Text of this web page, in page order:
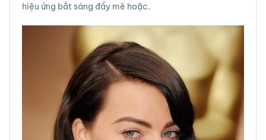
hiệu ứng bắt sáng đầy mê hoặc.